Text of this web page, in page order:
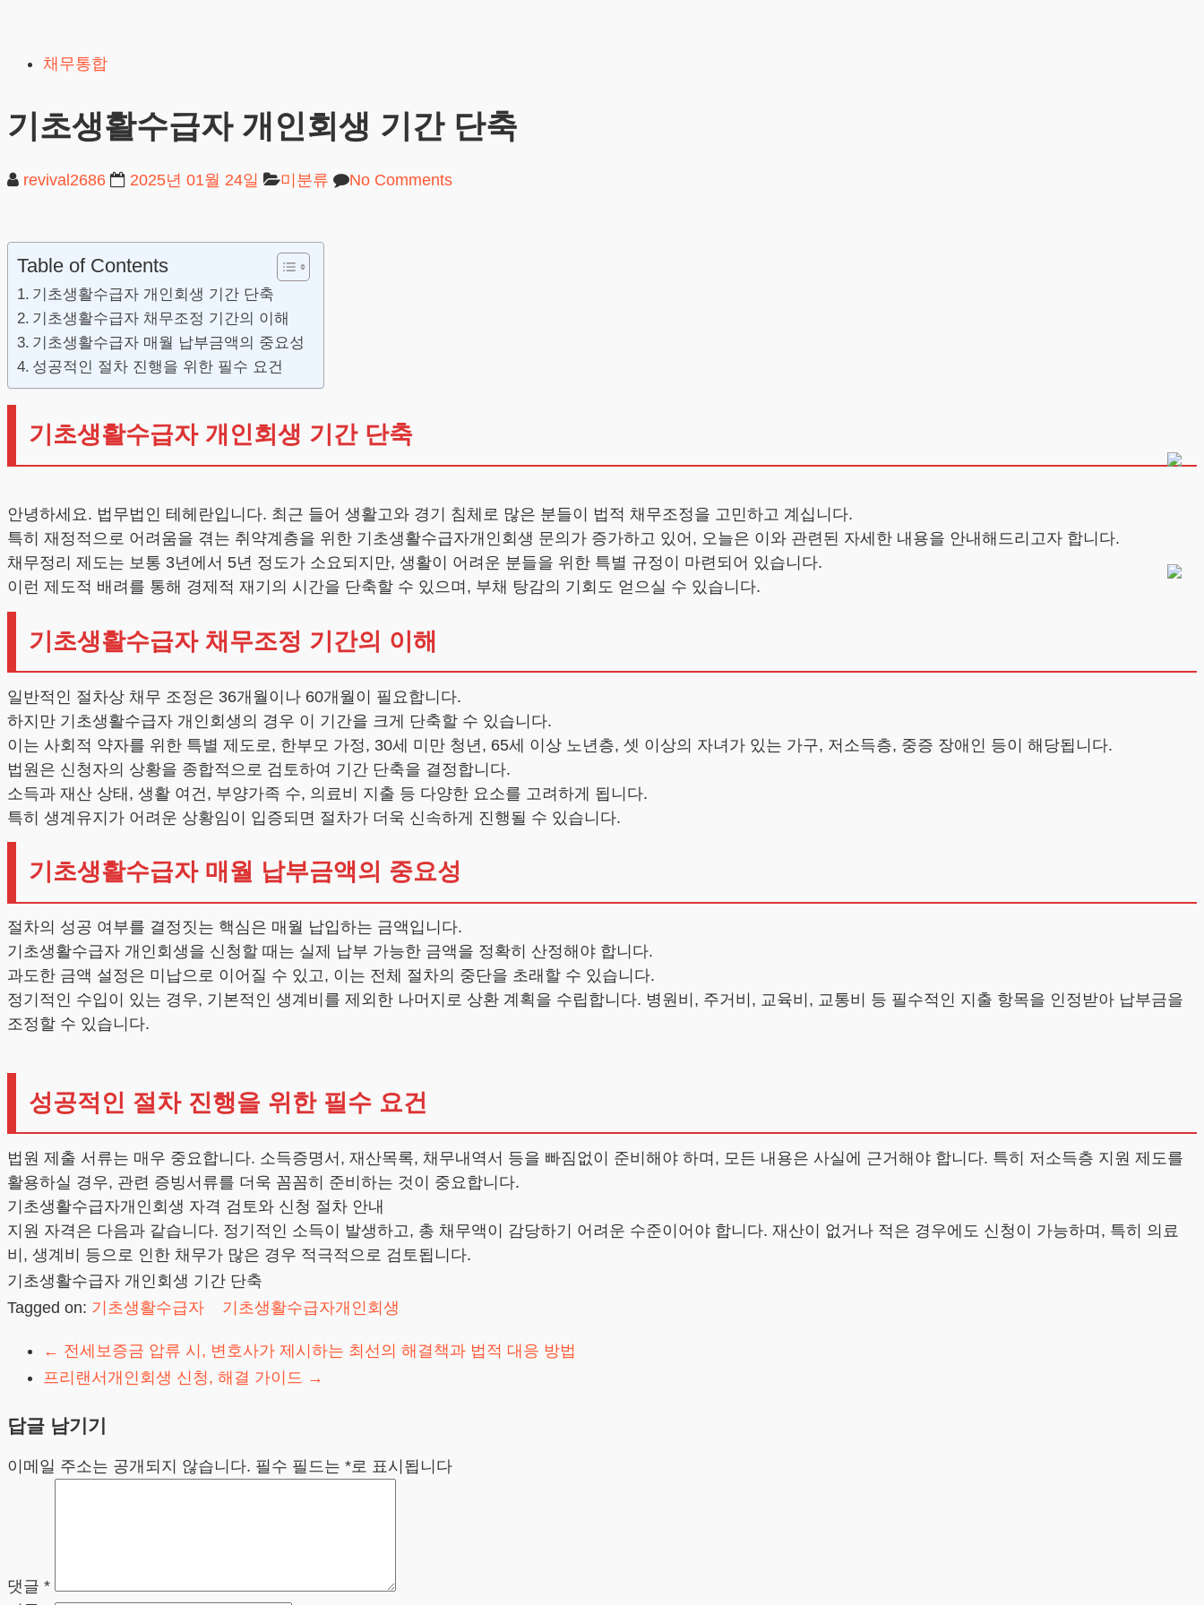
content
채무통합
기초생활수급자 개인회생 기간 단축
revival2686 2025년 01월 24일 미분류 No Comments
Table of Contents
기초생활수급자 개인회생 기간 단축
기초생활수급자 채무조정 기간의 이해
기초생활수급자 매월 납부금액의 중요성
성공적인 절차 진행을 위한 필수 요건
기초생활수급자 개인회생 기간 단축
안녕하세요. 법무법인 테헤란입니다. 최근 들어 생활고와 경기 침체로 많은 분들이 법적 채무조정을 고민하고 계십니다.
특히 재정적으로 어려움을 겪는 취약계층을 위한 기초생활수급자개인회생 문의가 증가하고 있어, 오늘은 이와 관련된 자세한 내용을 안내해드리고자 합니다.
채무정리 제도는 보통 3년에서 5년 정도가 소요되지만, 생활이 어려운 분들을 위한 특별 규정이 마련되어 있습니다.
이런 제도적 배려를 통해 경제적 재기의 시간을 단축할 수 있으며, 부채 탕감의 기회도 얻으실 수 있습니다.
기초생활수급자 채무조정 기간의 이해
일반적인 절차상 채무 조정은 36개월이나 60개월이 필요합니다.
하지만 기초생활수급자 개인회생의 경우 이 기간을 크게 단축할 수 있습니다.
이는 사회적 약자를 위한 특별 제도로, 한부모 가정, 30세 미만 청년, 65세 이상 노년층, 셋 이상의 자녀가 있는 가구, 저소득층, 중증 장애인 등이 해당됩니다.
법원은 신청자의 상황을 종합적으로 검토하여 기간 단축을 결정합니다.
소득과 재산 상태, 생활 여건, 부양가족 수, 의료비 지출 등 다양한 요소를 고려하게 됩니다.
특히 생계유지가 어려운 상황임이 입증되면 절차가 더욱 신속하게 진행될 수 있습니다.
기초생활수급자 매월 납부금액의 중요성
절차의 성공 여부를 결정짓는 핵심은 매월 납입하는 금액입니다.
기초생활수급자 개인회생을 신청할 때는 실제 납부 가능한 금액을 정확히 산정해야 합니다.
과도한 금액 설정은 미납으로 이어질 수 있고, 이는 전체 절차의 중단을 초래할 수 있습니다.
정기적인 수입이 있는 경우, 기본적인 생계비를 제외한 나머지로 상환 계획을 수립합니다. 병원비, 주거비, 교육비, 교통비 등 필수적인 지출 항목을 인정받아 납부금을
조정할 수 있습니다.
성공적인 절차 진행을 위한 필수 요건
법원 제출 서류는 매우 중요합니다. 소득증명서, 재산목록, 채무내역서 등을 빠짐없이 준비해야 하며, 모든 내용은 사실에 근거해야 합니다. 특히 저소득층 지원 제도를
활용하실 경우, 관련 증빙서류를 더욱 꼼꼼히 준비하는 것이 중요합니다.
기초생활수급자개인회생 자격 검토와 신청 절차 안내
지원 자격은 다음과 같습니다. 정기적인 소득이 발생하고, 총 채무액이 감당하기 어려운 수준이어야 합니다. 재산이 없거나 적은 경우에도 신청이 가능하며, 특히 의료
비, 생계비 등으로 인한 채무가 많은 경우 적극적으로 검토됩니다.
기초생활수급자 개인회생 기간 단축
Tagged on: 기초생활수급자 기초생활수급자개인회생
← 전세보증금 압류 시, 변호사가 제시하는 최선의 해결책과 법적 대응 방법
프리랜서개인회생 신청, 해결 가이드 →
답글 남기기
이메일 주소는 공개되지 않습니다. 필수 필드는 *로 표시됩니다
댓글 *